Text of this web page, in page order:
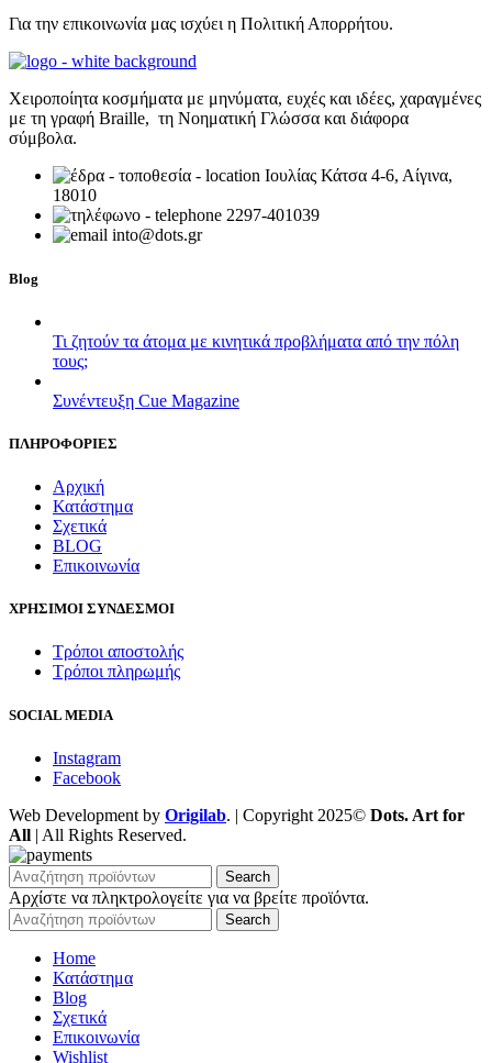
Για την επικοινωνία μας ισχύει η Πολιτική Απορρήτου.
Χειροποίητα κοσμήματα με μηνύματα, ευχές και ιδέες, χαραγμένες
με τη γραφή Braille, τη Νοηματική Γλώσσα και διάφορα
σύμβολα.
Ιουλίας Κάτσα 4-6, Αίγινα,
18010
2297-401039
into@dots.gr
Blog
Τι ζητούν τα άτομα με κινητικά προβλήματα από την πόλη
τους;
Συνέντευξη Cue Magazine
ΠΛΗΡΟΦΟΡΙΕΣ
Αρχική
Κατάστημα
Σχετικά
BLOG
Επικοινωνία
ΧΡΗΣΙΜΟΙ ΣΥΝΔΕΣΜΟΙ
Τρόποι αποστολής
Τρόποι πληρωμής
SOCIAL MEDIA
Instagram
Facebook
Web Development by Origilab. | Copyright 2025© Dots. Art for
All | All Rights Reserved.
Search
Αρχίστε να πληκτρολογείτε για να βρείτε προϊόντα.
Search
Home
Κατάστημα
Blog
Σχετικά
Επικοινωνία
Wishlist